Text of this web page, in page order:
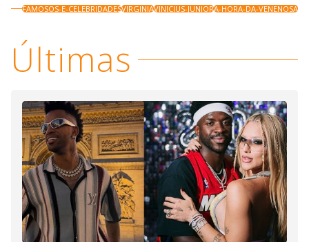
FAMOSOS-E-CELEBRIDADESVIRGINIAVINICIUS-JUNIORA-HORA-DA-VENENOSA
Últimas